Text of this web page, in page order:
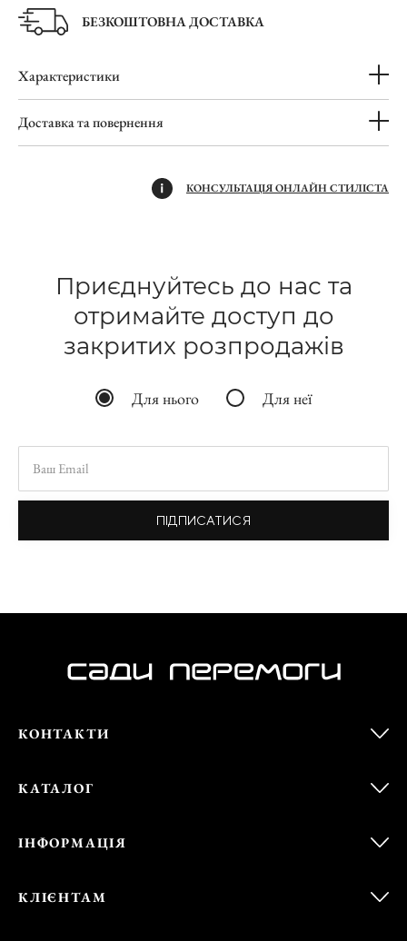
БЕЗКОШТОВНА ДОСТАВКА
Характеристики
Доставка та повернення
КОНСУЛЬТАЦІЯ ОНЛАЙН СТИЛІСТА
Приєднуйтесь до нас та
отримайте доступ до
закритих розпродажів
Для нього Для неї
ПІДПИСАТИСЯ
КОНТАКТИ
КАТАЛОГ
ІНФОРМАЦІЯ
КЛІЄНТАМ